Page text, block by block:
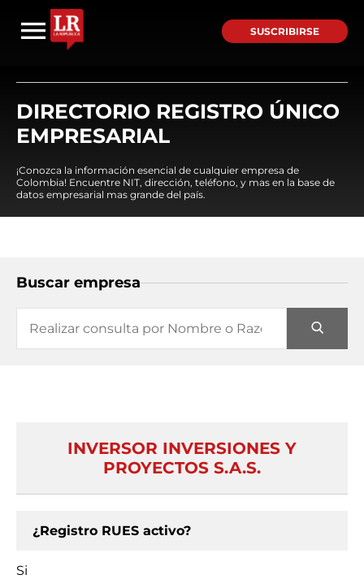
SUSCRIBIRSE
DIRECTORIO REGISTRO ÚNICO
EMPRESARIAL
¡Conozca la información esencial de cualquier empresa de
Colombia! Encuentre NIT, dirección, teléfono, y mas en la base de
datos empresarial mas grande del país.
Buscar empresa
INVERSOR INVERSIONES Y
PROYECTOS S.A.S.
¿Registro RUES activo?
Si